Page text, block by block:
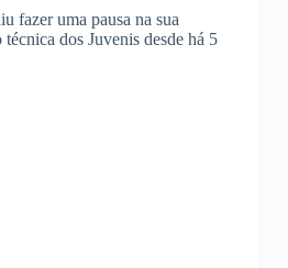
fazer uma pausa na sua
dos Juvenis desde há 5